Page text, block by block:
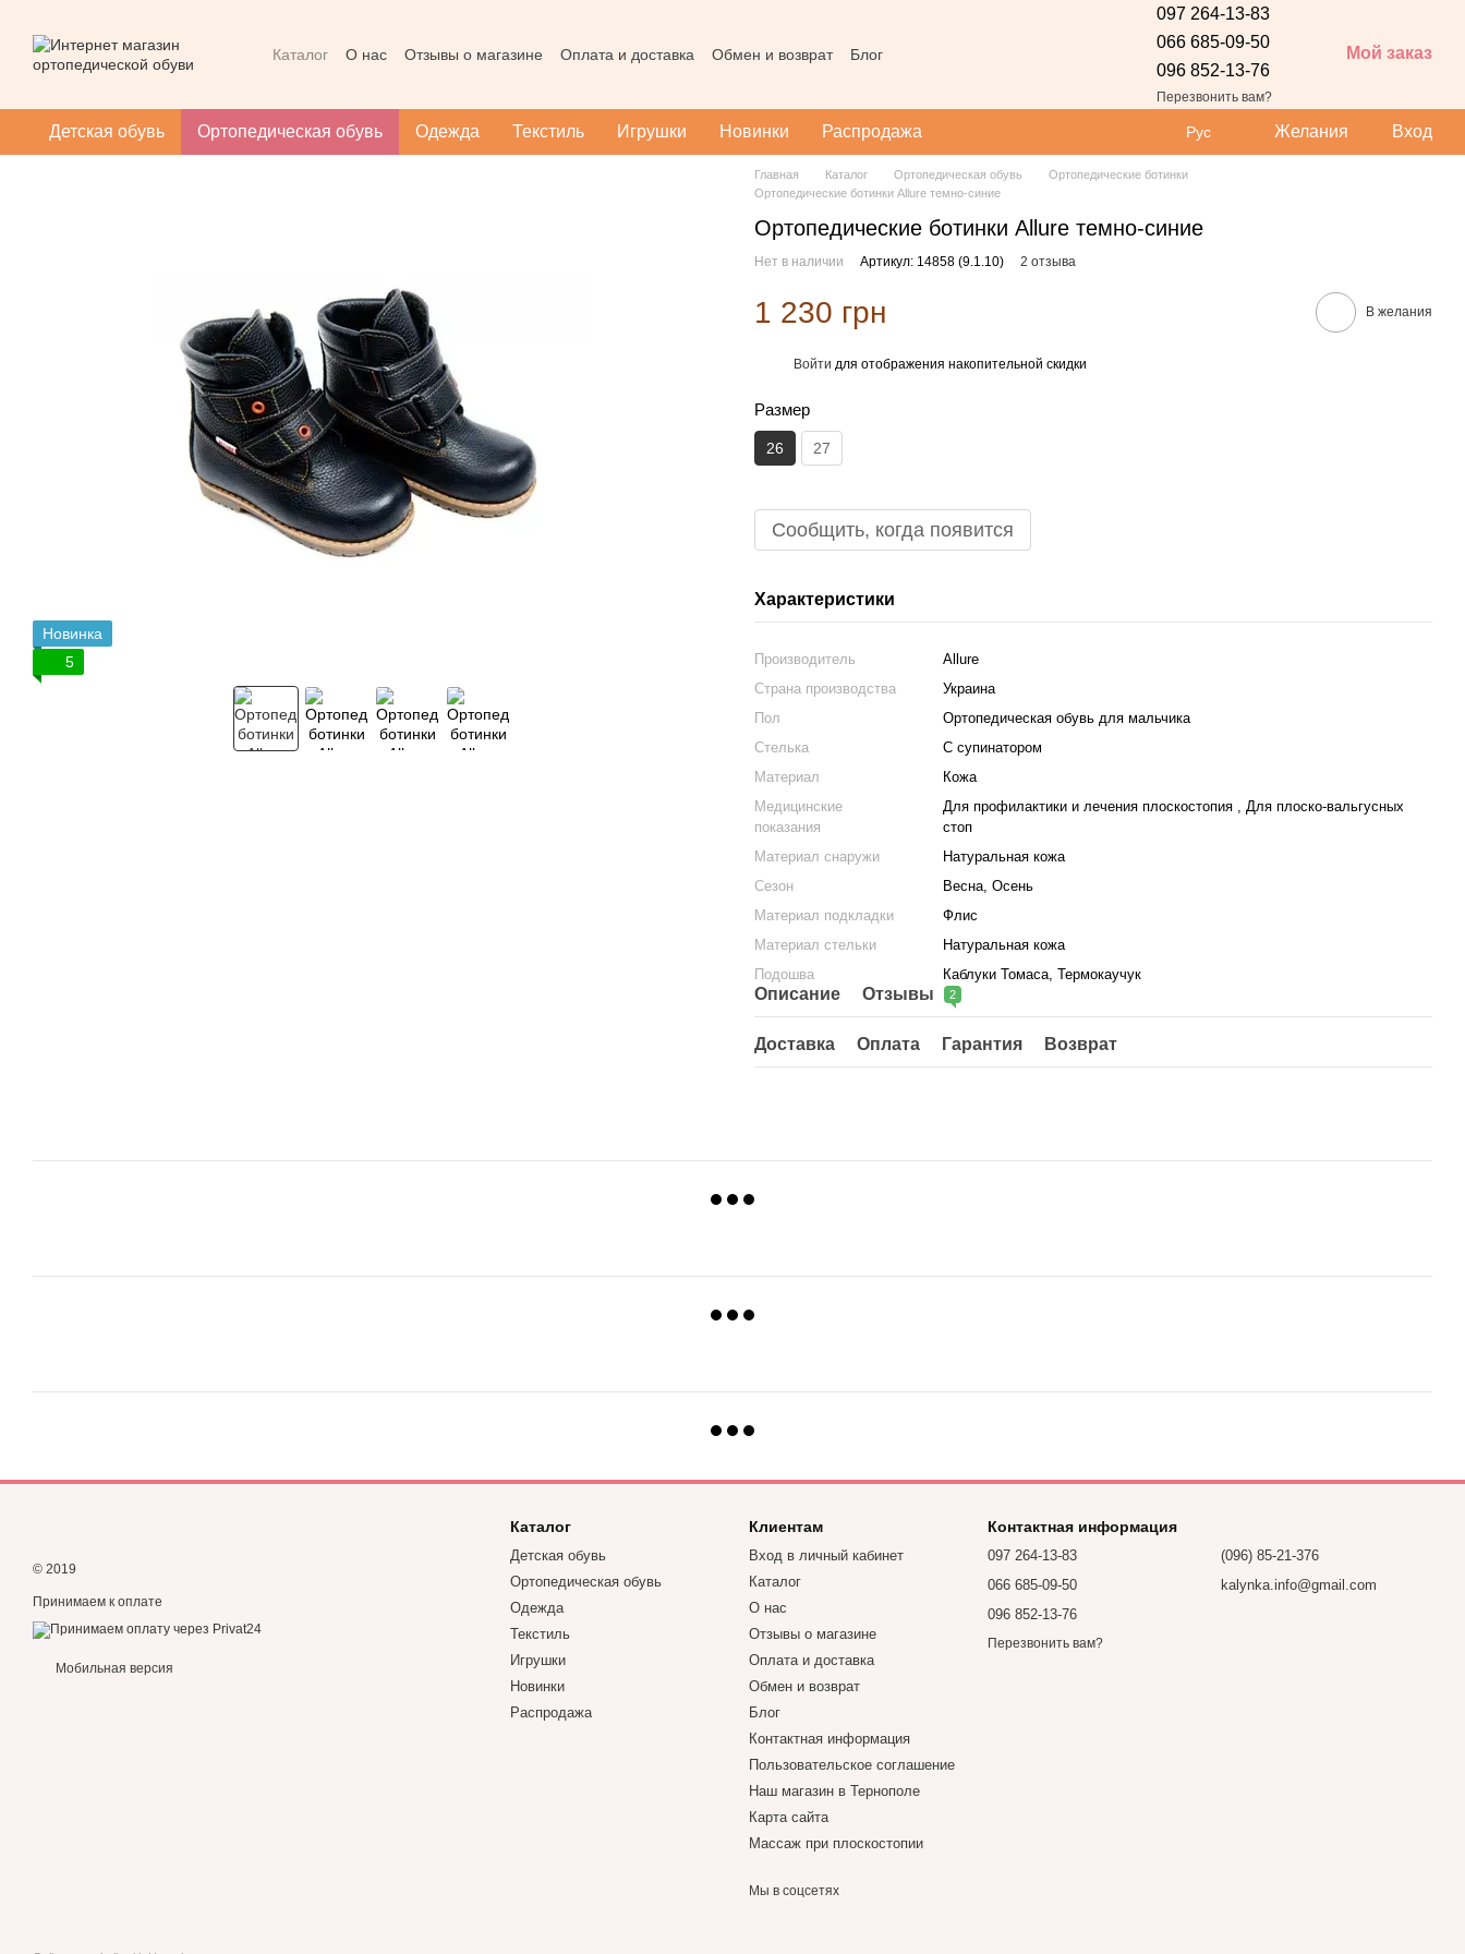
Каталог О нас Отзывы о магазине Оплата и доставка Обмен и возврат
Блог
097 264-13-83
066 685-09-50
096 852-13-76
Перезвонить вам?
Мой заказ
Детская обувь Ортопедическая обувь Одежда Текстиль Игрушки Новинки Распродажа Рус Желания Вход
Новинка
5
Главная Каталог Ортопедическая обувь
Ортопедические ботинки
Ортопедические ботинки Allure темно-синие
Ортопедические ботинки Allure темно-синие
Нет в наличии Артикул: 14858 (9.1.10) 2 отзыва
1 230 грн В желания
Войти для отображения накопительной скидки
Размер
26 27
Сообщить, когда появится
Характеристики
Производитель
Allure
Страна производства
Украина
Пол
Ортопедическая обувь для мальчика
Стелька
С супинатором
Материал
Кожа
Медицинские
показания
Для профилактики и лечения плоскостопия , Для плоско-вальгусных
стоп
Материал снаружи
Натуральная кожа
Сезон
Весна, Осень
Материал подкладки
Флис
Материал стельки
Натуральная кожа
Подошва
Каблуки Томаса, Термокаучук
Описание Отзывы 2
Доставка Оплата Гарантия Возврат
© 2019
Принимаем к оплате
Мобильная версия
Каталог
Детская обувь
Ортопедическая обувь
Одежда
Текстиль
Игрушки
Новинки
Распродажа
Клиентам
Вход в личный кабинет
Каталог
О нас
Отзывы о магазине
Оплата и доставка
Обмен и возврат
Блог
Контактная информация
Пользовательское соглашение
Наш магазин в Тернополе
Карта сайта
Массаж при плоскостопии
Мы в соцсетях
Контактная информация
097 264-13-83
066 685-09-50
096 852-13-76
Перезвонить вам?
(096) 85-21-376
kalynka.info@gmail.com